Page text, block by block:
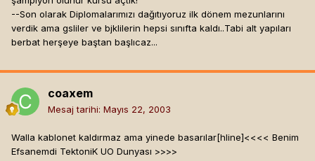
--Son olarak Diplomalarımızı dağıtıyoruz ilk dönem mezunlarını
verdik ama gsliler ve bjklilerin hepsi sınıfta kaldı..Tabi alt yapıları
berbat herşeye baştan başlıcaz...
coaxem
Mesaj tarihi: Mayıs 22, 2003
Walla kablonet kaldırmaz ama yinede basarılar[hline]<<<< Benim
Efsanemdi TektoniK UO Dunyası >>>>